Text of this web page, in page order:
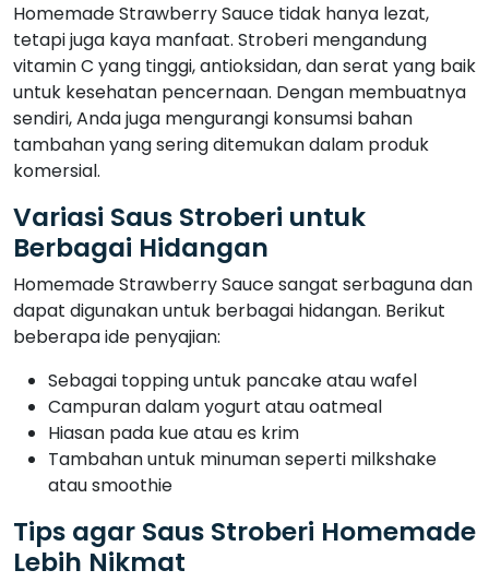
Homemade Strawberry Sauce tidak hanya lezat,
tetapi juga kaya manfaat. Stroberi mengandung
vitamin C yang tinggi, antioksidan, dan serat yang baik
untuk kesehatan pencernaan. Dengan membuatnya
sendiri, Anda juga mengurangi konsumsi bahan
tambahan yang sering ditemukan dalam produk
komersial.
Variasi Saus Stroberi untuk
Berbagai Hidangan
Homemade Strawberry Sauce sangat serbaguna dan
dapat digunakan untuk berbagai hidangan. Berikut
beberapa ide penyajian:
Sebagai topping untuk pancake atau wafel
Campuran dalam yogurt atau oatmeal
Hiasan pada kue atau es krim
Tambahan untuk minuman seperti milkshake
atau smoothie
Tips agar Saus Stroberi Homemade
Lebih Nikmat